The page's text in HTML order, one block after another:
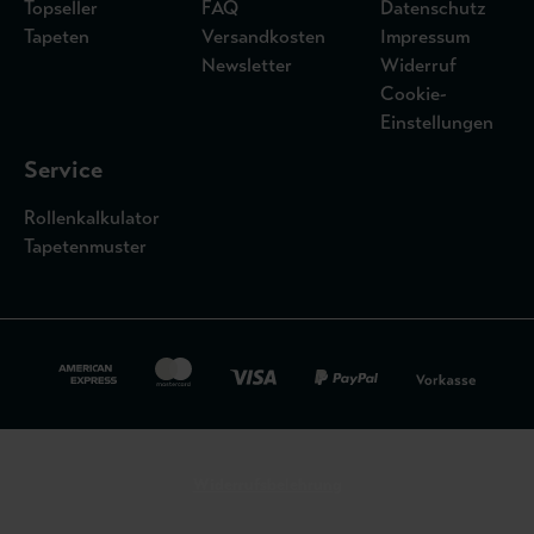
Topseller
Tapeten
FAQ
Versandkosten
Newsletter
Datenschutz
Impressum
Widerruf
Cookie-
Einstellungen
Service
Rollenkalkulator
Tapetenmuster